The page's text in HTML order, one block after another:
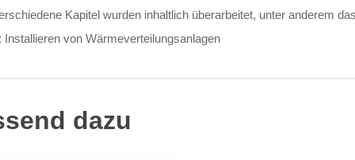
Kapitel wurden inhaltlich überarbeitet, unter anderem
Installieren von Wärmeverteilungsanlagen
dazu